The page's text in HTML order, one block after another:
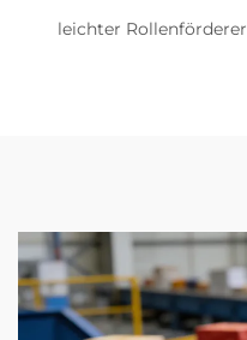
leichter Rollenförderer